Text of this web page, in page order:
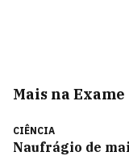
Mais na Exame
CIÊNCIA
Naufrágio de